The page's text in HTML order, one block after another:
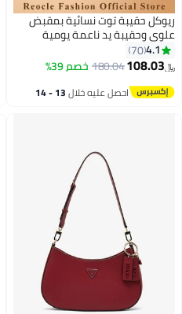
ريوكل حقيبة توت نسائية بمقبض
علوي وحقيبة يد ناعمة يومية
كاجوال حقيبة جلدية أنيقة بتصميم
قفل أنيق
4.1
70
﷼‏108.03
180.04خصم 39%
احصل عليه خلال 13 - 14